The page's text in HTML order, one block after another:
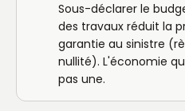
Sous-déclarer le
des travaux réduit la
garantie au sinistre
nullité). L'économie
pas une.